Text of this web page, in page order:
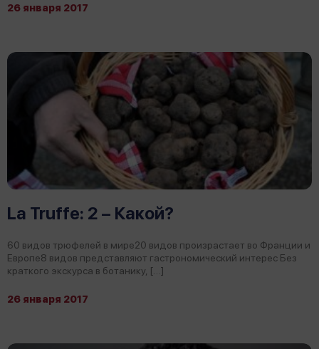
26 января 2017
La Truffe: 2 – Какой?
60 видов трюфелей в мире20 видов произрастает во Франции и
Европе8 видов представляют гастрономический интерес Без
краткого экскурса в ботанику, […]
26 января 2017